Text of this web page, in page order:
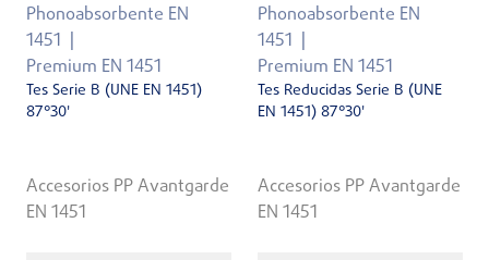
Phonoabsorbente EN
1451
Premium EN 1451
Tes Serie B (UNE EN 1451)
87°30'
Accesorios PP Avantgarde
EN 1451
Phonoabsorbente EN
1451
Premium EN 1451
Tes Reducidas Serie B (UNE
EN 1451) 87°30'
Accesorios PP Avantgarde
EN 1451